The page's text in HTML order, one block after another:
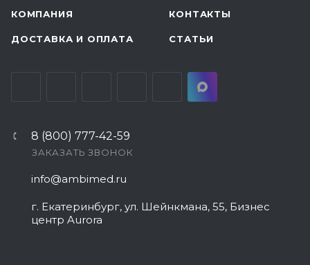
КОМПАНИЯ КОНТАКТЫ
ДОСТАВКА И ОПЛАТА СТАТЬИ
8 (800) 777-42-59
ЗАКАЗАТЬ ЗВОНОК
info@ambimed.ru
г. Екатеринбург, ул. Шейнкмана, 55, Бизнес
центр Aurora